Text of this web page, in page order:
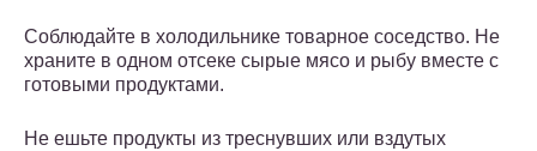
Соблюдайте в холодильнике товарное соседство. Не
храните в одном отсеке сырые мясо и рыбу вместе с
готовыми продуктами.
Не ешьте продукты из треснувших или вздутых